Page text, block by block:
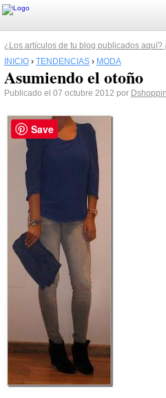
¿Los artículos de tu blog publicados aquí?
INICIO › TENDENCIAS › MODA
Asumiendo el otoño
Publicado el 07 octubre 2012 por
Save